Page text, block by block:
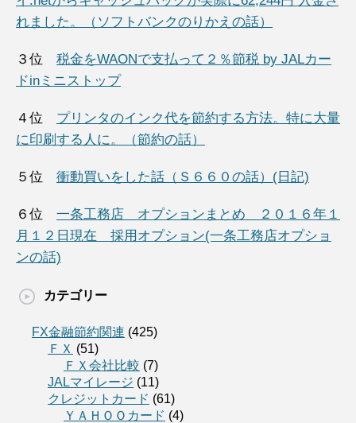
れました。（ソフトバンクのりかえの話）
３位 税金をWAONで支払って２％節税 by JALカー
ドinミニストップ
４位 プリンタのインク代を節約する方法。特に大量
に印刷する人に。（節約の話）
５位 衝動買いをした話（Ｓ６６０の話）(日記)
６位 一条工務店 オプションまとめ ２０１６年１
月１２日現在 採用オプション(一条工務店オプショ
ンの話)
カテゴリー
FX金融節約関連 (425)
ＦＸ (51)
ＦＸ会社比較 (7)
JALマイレージ (11)
クレジットカード (61)
ＹＡＨＯＯカード (4)